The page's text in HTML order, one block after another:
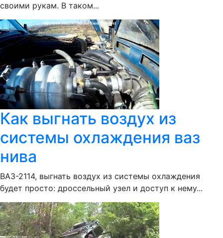
своими рукам. В таком...
Как выгнать воздух из
системы охлаждения ваз
нива
ВАЗ-2114, выгнать воздух из системы охлаждения
будет просто: дроссельный узел и доступ к нему...